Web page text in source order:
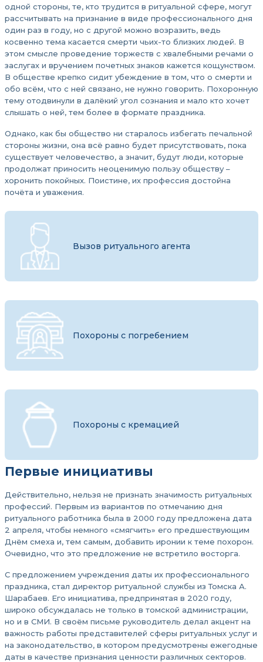
одной стороны, те, кто трудится в ритуальной сфере, могут
рассчитывать на признание в виде профессионального дня
один раз в году, но с другой можно возразить, ведь
косвенно тема касается смерти чьих-то близких людей. В
этом смысле проведение торжеств с хвалебными речами о
заслугах и вручением почетных знаков кажется кощунством.
В обществе крепко сидит убеждение в том, что о смерти и
обо всём, что с ней связано, не нужно говорить. Похоронную
тему отодвинули в далёкий угол сознания и мало кто хочет
слышать о ней, тем более в формате праздника.
Однако, как бы общество ни старалось избегать печальной
стороны жизни, она всё равно будет присутствовать, пока
существует человечество, а значит, будут люди, которые
продолжат приносить неоценимую пользу обществу –
хоронить покойных. Поистине, их профессия достойна
почёта и уважения.
Вызов ритуального агента
Похороны с погребением
Похороны с кремацией
Первые инициативы
Действительно, нельзя не признать значимость ритуальных
профессий. Первым из вариантов по отмечанию дня
ритуального работника была в 2000 году предложена дата
2 апреля, чтобы немного «смягчить» его предшествующим
Днём смеха и, тем самым, добавить иронии к теме похорон.
Очевидно, что это предложение не встретило восторга.
С предложением учреждения даты их профессионального
праздника, стал директор ритуальной службы из Томска А.
Шарабаев. Его инициатива, предпринятая в 2020 году,
широко обсуждалась не только в томской администрации,
но и в СМИ. В своём письме руководитель делал акцент на
важность работы представителей сферы ритуальных услуг и
на законодательство, в котором предусмотрены ежегодные
даты в качестве признания ценности различных секторов.